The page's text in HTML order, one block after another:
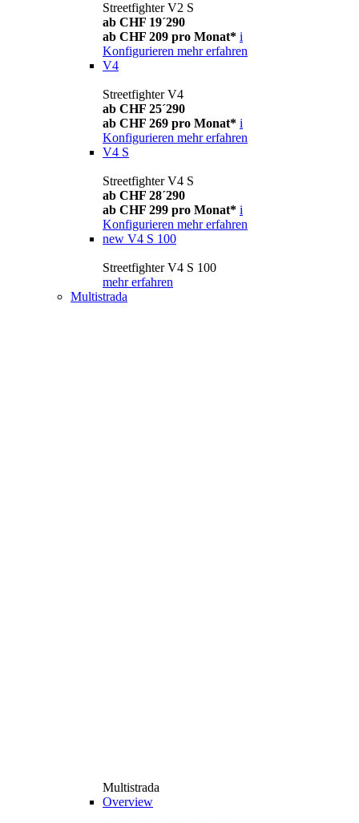
Streetfighter V2 S
ab CHF 19´290
ab CHF 209 pro Monat* i
Konfigurieren mehr erfahren
V4
Streetfighter V4
ab CHF 25´290
ab CHF 269 pro Monat* i
Konfigurieren mehr erfahren
V4 S
Streetfighter V4 S
ab CHF 28´290
ab CHF 299 pro Monat* i
Konfigurieren mehr erfahren
new V4 S 100
Streetfighter V4 S 100
mehr erfahren
Multistrada
Multistrada
Overview